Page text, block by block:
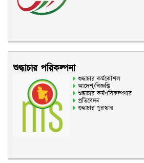
শুদ্ধাচার পরিকল্পনা
শুদ্ধাচার কর্মকৌশল
আদেশ/বিজ্ঞপ্তি
শুদ্ধাচার কর্মপরিকল্পণার
প্রতিবেদন
শুদ্ধাচার পুরস্কার